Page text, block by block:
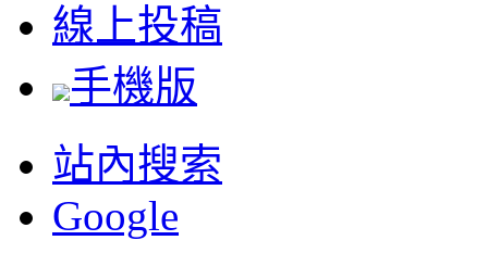
線上投稿
手機版
站內搜索
Google